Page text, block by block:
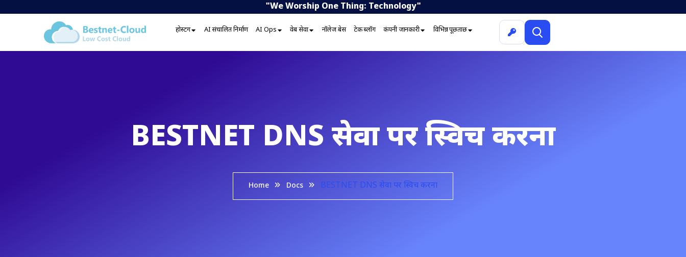
"We Worship One Thing: Technology"
होस्टिंग AI संचालित निर्माण AI Ops वेब सेवा नॉलेज बेस टेक ब्लॉग कंपनी जानकारी विभिन्न पूछताछ
BESTNET DNS सेवा पर स्विच करना
Home Docs BESTNET DNS सेवा पर स्विच करना